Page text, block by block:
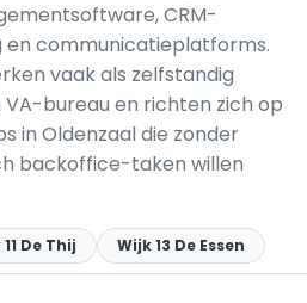
CRM-
en communicatieplatforms.
vaak als zelfstandig
bureau en richten zich op
in Oldenzaal die zonder
backoffice-taken willen
De Thij Wijk 13 De Essen